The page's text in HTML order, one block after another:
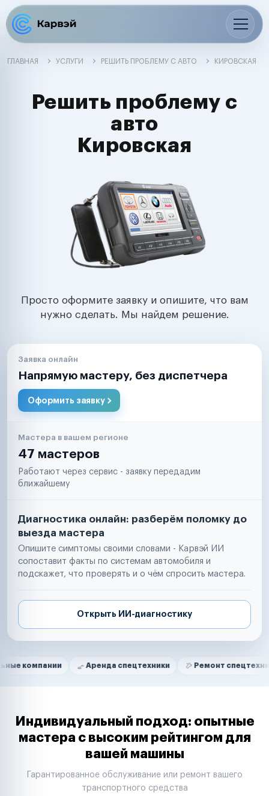
ГЛАВНАЯ УСЛУГИ РЕШИТЬ ПРОБЛЕМУ С АВТО КИРОВСКАЯ
Решить проблему с
авто
Кировская
Просто оформите заявку и опишите, что вам
нужно сделать. Мы найдем решение.
Заявка онлайн
Напрямую мастеру, без диспетчера
Оформить заявку
Мастера в вашем регионе
47 мастеров
Работают через сервис - заявку передадим
ближайшему
Диагностика онлайн: разберём поломку до
выезда мастера
Опишите симптомы своими словами - Карвэй ИИ
сопоставит факты по системам автомобиля и
подскажет, что проверять и о чём спросить мастера.
Открыть ИИ-диагностику
Нам доверяют
Аренда спецтехники Ремонт спецтехники
Маркетплейсы
Таксопарки
Автодилеры
Строительные компании
Аренда спецтехники
Индивидуальный подход: опытные
мастера с высоким рейтингом для
вашей машины
Гарантированное обслуживание или ремонт вашего
транспортного средства